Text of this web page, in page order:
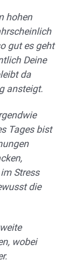
hohen
gut es geht
Deine
da
ansteigt.
Tages bist
Stress
die
wobei